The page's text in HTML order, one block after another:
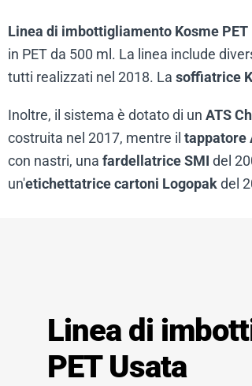
Linea di imbottigliamento Kosme PET
in PET da 500 ml. La linea include
tutti realizzati nel 2018. La soffiatrice
Inoltre, il sistema è dotato di un ATS
costruita nel 2017, mentre il tappatore
con nastri, una fardellatrice SMI del
un'etichettatrice cartoni Logopakdel
Linea di
PET Usata